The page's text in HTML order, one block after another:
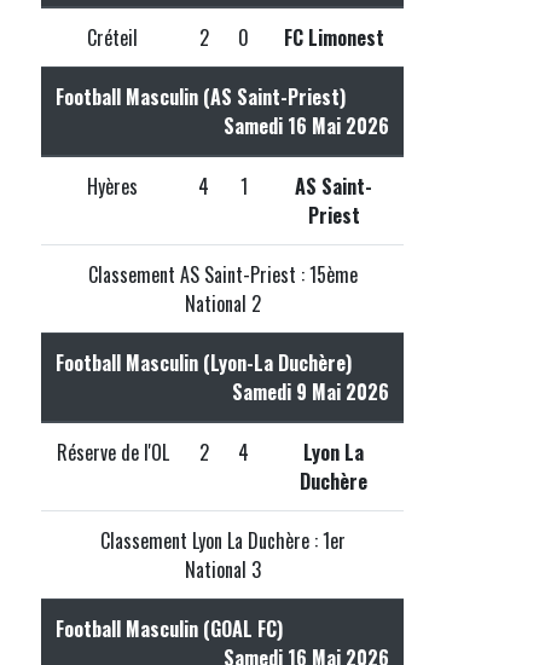
Créteil 2 0 FC Limonest
Football Masculin (AS Saint-Priest)
Samedi 16 Mai 2026
Hyères 4 1
AS Saint-
Priest
Classement AS Saint-Priest : 15ème
National 2
Football Masculin (Lyon-La Duchère)
Samedi 9 Mai 2026
Réserve de l'OL 2 4
Lyon La
Duchère
Classement Lyon La Duchère : 1er
National 3
Football Masculin (GOAL FC)
Samedi 16 Mai 2026